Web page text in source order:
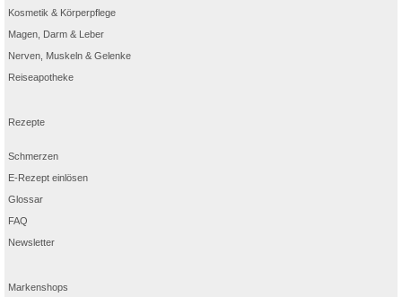
Kosmetik & Körperpflege
Magen, Darm & Leber
Nerven, Muskeln & Gelenke
Reiseapotheke
Rezepte
Schmerzen
E-Rezept einlösen
Glossar
FAQ
Newsletter
Markenshops